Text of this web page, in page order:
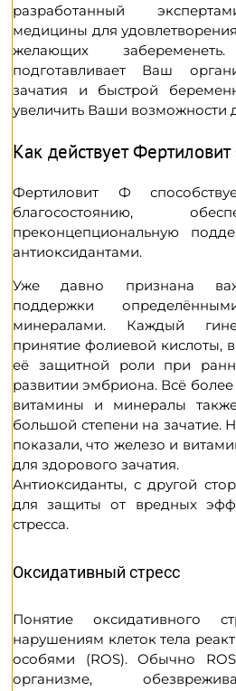
разработанный
медицины для
желающих
подготавливает Ваш
зачатия и быстрой
увеличить Ваши возможности
Как действует
Фертиловит Ф
благосостоянию,
преконцепциональную
антиоксидантами.
Уже давно признана
поддержки
минералами. Каждый
принятие фолиевой кислоты,
её защитной роли при
развитии эмбриона. Всё
витамины и минералы
большой степени на зачатие.
показали, что железо и
для здорового зачатия.
Антиоксиданты, с другой
для защиты от вредных
стресса.
Оксидативный стресс
Понятие оксидативного
нарушениям клеток тела
особями (ROS). Обычно
организме,